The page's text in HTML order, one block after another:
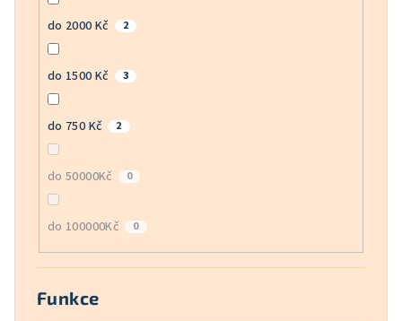
do 2000 Kč 2
do 1500 Kč 3
do 750 Kč 2
do 50000Kč 0
do 100000Kč 0
Funkce